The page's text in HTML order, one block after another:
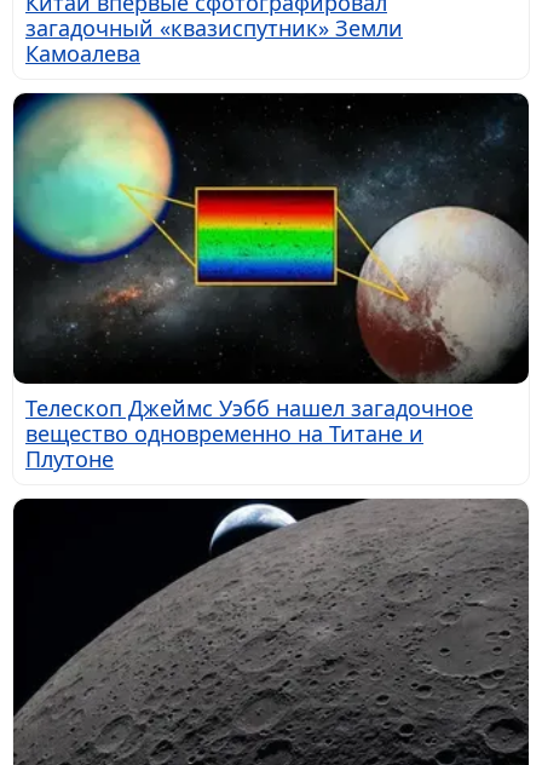
загадочный «квазиспутник» Земли
Камоалева
Телескоп Джеймс Уэбб нашел загадочное
вещество одновременно на Титане и
Плутоне